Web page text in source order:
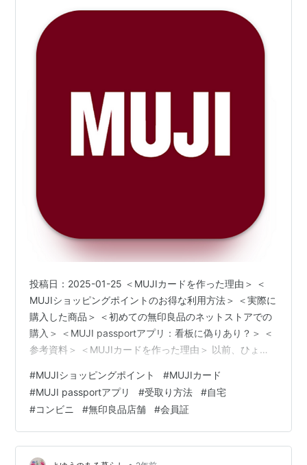
投稿日：2025-01-25 ＜MUJIカードを作った理由＞ ＜
MUJIショッピングポイントのお得な利用方法＞ ＜実際に
購入した商品＞ ＜初めての無印良品のネットストアでの
購入＞ ＜MUJI passportアプリ：看板に偽りあり？＞ ＜
参考資料＞ ＜MUJIカードを作った理由＞ 以前、ひょん
かは、以下を参照のこと。 一部セゾンカード利用者から
手数料徴収
https://slowjogger.hatenablog.jp/entry/2024/09/02/07
2031 作った理由はいくら「ひょん」でも、このクレカに
は美味しい特典がある。新規入…
#MUJIショッピングポイント #MUJIカード
#MUJI passportアプリ #受取り方法 #自宅
#コンビニ #無印良品店舗 #会員証